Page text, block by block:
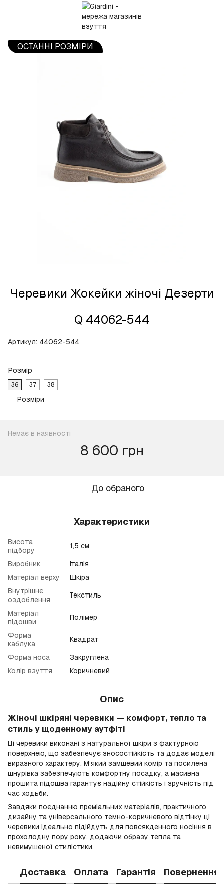
ОСТАННІ РОЗМІРИ
Черевики Жокейки жіночі Дезерти
Q 44062-544
Артикул: 44062-544
Розмір
36 37 38
Розміри
Немає в наявності
8 600 грн
До обраного
Характеристики
Висота
підбору
1,5 см
Виробник
Італія
Матеріал верху
Шкіра
Внутрішнє
оздоблення
Текстиль
Матеріал
підошви
Полімер
Форма
каблука
Квадрат
Форма носа
Закруглена
Колір взуття
Коричневий
Опис
Жіночі шкіряні черевики — комфорт, тепло та
стиль у щоденному аутфіті
Ці черевики виконані з натуральної шкіри з фактурною
поверхнею, що забезпечує зносостійкість та додає моделі
виразного характеру. М’який замшевий комір та посилена
шнурівка забезпечують комфортну посадку, а масивна
прошита підошва гарантує надійну стійкість і зручність під
час ходьби.
Завдяки поєднанню преміальних матеріалів, практичного
дизайну та універсального темно-коричневого відтінку ці
черевики ідеально підійдуть для повсякденного носіння в
прохолодну пору року, додаючи образу тепла та
невимушеної стилістики.
Доставка Оплата Гарантія Повернення